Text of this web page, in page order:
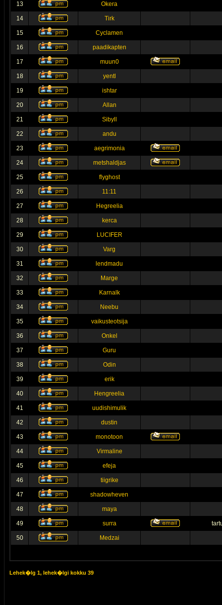
13 Okera
14 Tirk
15 Cyclamen
16 paadikapten
17 muun0
18 yentl
19 ishtar
20 Allan
21 Sibyll
22 andu
23 aegrimonia
24 metshaldjas
25 flyghost
26 11:11
27 Hegreelia
28 kerca
29 LUCIFER
30 Varg
31 lendmadu
32 Marge
33 Karnalk
34 Neebu
35 vaikusteotsija
36 Onkel
37 Guru
38 Odin
39 erik
40 Hengreelia
41 uudishimulik
42 dustin
43 monotoon
44 Virmaline
45 efeja
46 tiigrike
47 shadowheven
48 maya
49 surra
50 Medzai
Lehek�lg 1, lehek�lgi kokku 39